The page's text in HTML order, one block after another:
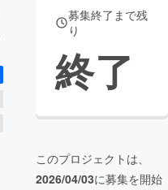
募集終了まで残
り
終了
このプロジェクトは、
2026/04/03に募集を開始